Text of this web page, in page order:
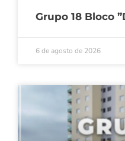
Grupo 18 Bloco
6 de agosto de 2026